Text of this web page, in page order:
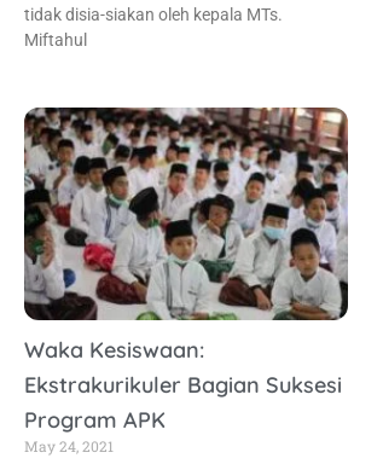
tidak disia-siakan oleh kepala MTs.
Miftahul
Waka Kesiswaan:
Ekstrakurikuler Bagian Suksesi
Program APK
May 24, 2021